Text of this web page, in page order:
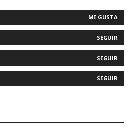
ME GUSTA
SEGUIR
SEGUIR
SEGUIR